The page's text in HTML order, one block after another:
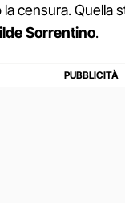
censura. Quella
Sorrentino.